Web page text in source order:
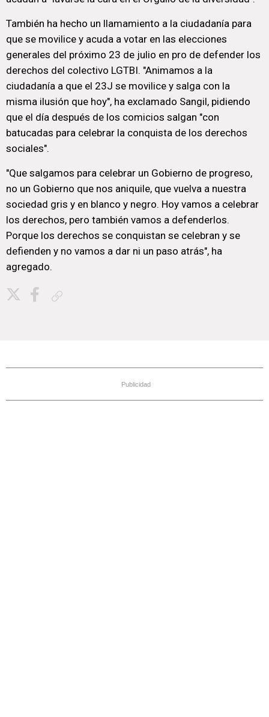
También ha hecho un llamamiento a la ciudadanía para
que se movilice y acuda a votar en las elecciones
generales del próximo 23 de julio en pro de defender los
derechos del colectivo LGTBI. "Animamos a la
ciudadanía a que el 23J se movilice y salga con la
misma ilusión que hoy", ha exclamado Sangil, pidiendo
que el día después de los comicios salgan "con
batucadas para celebrar la conquista de los derechos
sociales".
"Que salgamos para celebrar un Gobierno de progreso,
no un Gobierno que nos aniquile, que vuelva a nuestra
sociedad gris y en blanco y negro. Hoy vamos a celebrar
los derechos, pero también vamos a defenderlos.
Porque los derechos se conquistan se celebran y se
defienden y no vamos a dar ni un paso atrás", ha
agregado.
Publicidad